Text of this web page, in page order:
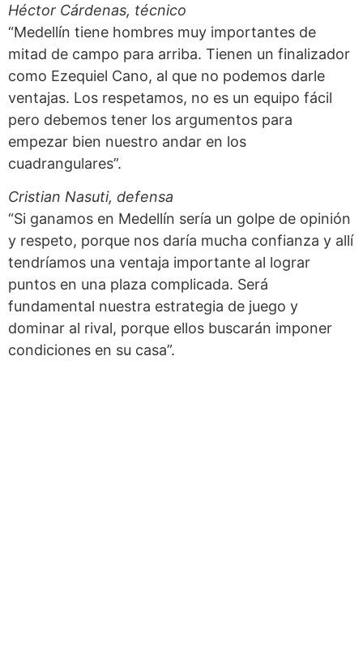
Héctor Cárdenas, técnico
“Medellín tiene hombres muy importantes de
mitad de campo para arriba. Tienen un finalizador
como Ezequiel Cano, al que no podemos darle
ventajas. Los respetamos, no es un equipo fácil
pero debemos tener los argumentos para
empezar bien nuestro andar en los
cuadrangulares”.
Cristian Nasuti, defensa
“Si ganamos en Medellín sería un golpe de opinión
y respeto, porque nos daría mucha confianza y allí
tendríamos una ventaja importante al lograr
puntos en una plaza complicada. Será
fundamental nuestra estrategia de juego y
dominar al rival, porque ellos buscarán imponer
condiciones en su casa”.